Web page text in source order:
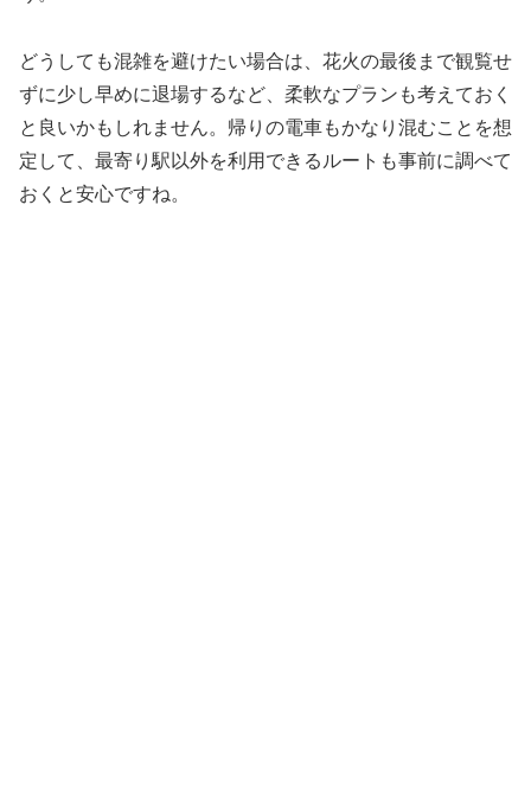
どうしても混雑を避けたい場合は、花火の最後まで観覧せ
ずに少し早めに退場するなど、柔軟なプランも考えておく
と良いかもしれません。帰りの電車もかなり混むことを想
定して、最寄り駅以外を利用できるルートも事前に調べて
おくと安心ですね。